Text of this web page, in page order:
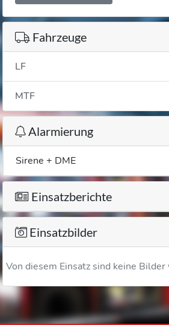
Fahrzeuge
LF
MTF
Alarmierung
Sirene + DME
Einsatzberichte
Einsatzbilder
Von diesem Einsatz sind keine Bilder